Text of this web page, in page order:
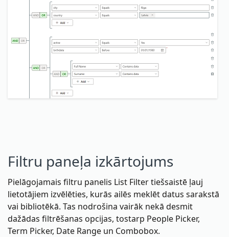
Filtru paneļa izkārtojums
Pielāgojamais filtru panelis List Filter tiešsaistē ļauj
lietotājiem izvēlēties, kurās ailēs meklēt datus sarakstā
vai bibliotēkā. Tas nodrošina vairāk nekā desmit
dažādas filtrēšanas opcijas, tostarp People Picker,
Term Picker, Date Range un Combobox.